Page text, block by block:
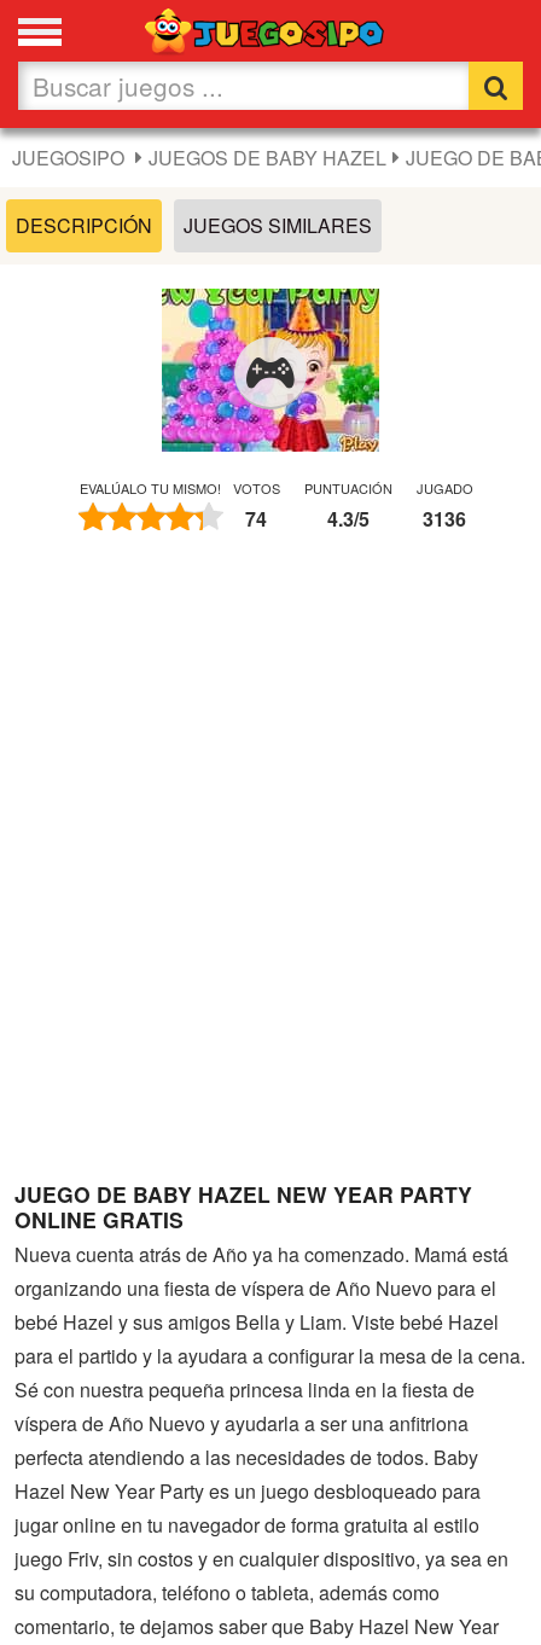
Favoritos
Nuevos
Flash
Acción
Chicas
Fútbol
Animaciones
JUEGOSIPO JUEGOS DE BABY HAZEL JUEGO DE
DESCRIPCIÓN JUEGOS SIMILARES
EVALÚALO TU MISMO! VOTOS
74
PUNTUACIÓN
4.3/5
JUGADO
3136
JUEGO DE BABY HAZEL NEW YEAR PARTY
ONLINE GRATIS
Nueva cuenta atrás de Año ya ha comenzado. Mamá está
organizando una fiesta de víspera de Año Nuevo para el
bebé Hazel y sus amigos Bella y Liam. Viste bebé Hazel
para el partido y la ayudara a configurar la mesa de la cena.
Sé con nuestra pequeña princesa linda en la fiesta de
víspera de Año Nuevo y ayudarla a ser una anfitriona
perfecta atendiendo a las necesidades de todos. Baby
Hazel New Year Party es un juego desbloqueado para
jugar online en tu navegador de forma gratuita al estilo
juego Friv, sin costos y en cualquier dispositivo, ya sea en
su computadora, teléfono o tableta, además como
comentario, te dejamos saber que Baby Hazel New Year